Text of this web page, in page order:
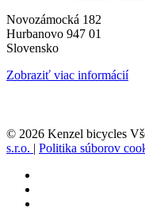
Novozámocká 182
Hurbanovo 947 01
Slovensko
Zobraziť viac informácií
© 2026 Kenzel bicycles
s.r.o. | Politika súborov